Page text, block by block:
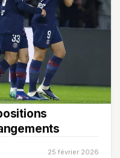
25 février 2026